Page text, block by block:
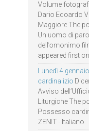
Volume
Dario Edoardo
Maggiore The
Un uomo di
dell’omonimo
appeared first
Lunedì 4
cardinalizio
Avviso
Liturgiche The
Possesso
ZENIT - Italiano.